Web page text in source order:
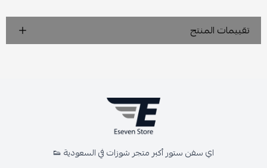
تقييمات المنتج
اي سفن ستور أكبر متجر شوزات في السعودية 👟